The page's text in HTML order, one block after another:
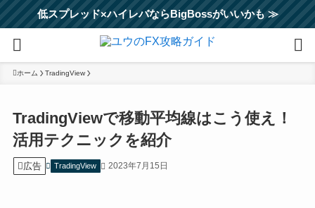
低スプレッド×ハイレバならBigBossがいいかも ≫
ホーム TradingView
TradingViewで移動平均線はこう使え！
活用テクニックを紹介
広告 TradingView 2023年7月15日